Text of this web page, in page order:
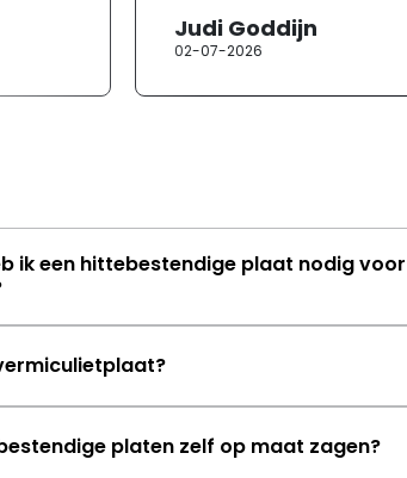
Judi Goddijn
02-07-2026
ik een hittebestendige plaat nodig voor
platen zelf op maat zagen?